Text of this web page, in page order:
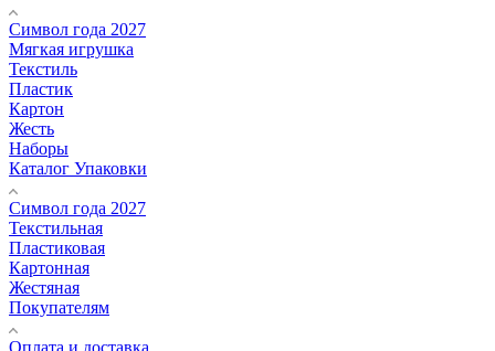
Символ года 2027
Мягкая игрушка
Текстиль
Пластик
Картон
Жесть
Наборы
Каталог Упаковки
Символ года 2027
Текстильная
Пластиковая
Картонная
Жестяная
Покупателям
Оплата и доставка